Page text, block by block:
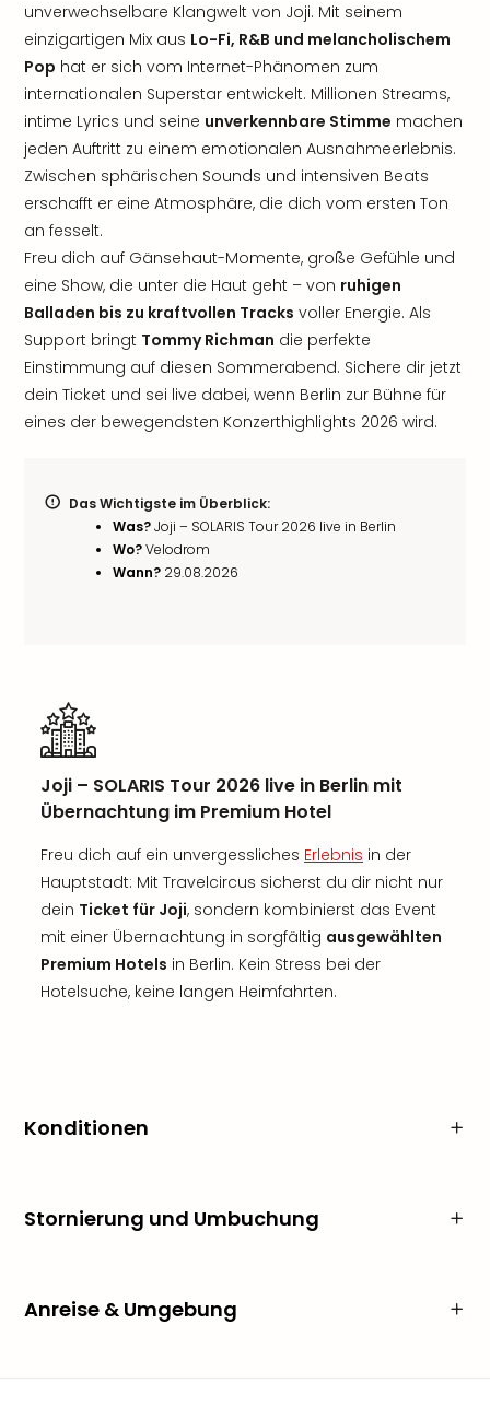
unverwechselbare Klangwelt von Joji. Mit seinem
einzigartigen Mix aus Lo-Fi, R&B und melancholischem
Pop hat er sich vom Internet-Phänomen zum
internationalen Superstar entwickelt. Millionen Streams,
intime Lyrics und seine unverkennbare Stimme machen
jeden Auftritt zu einem emotionalen Ausnahmeerlebnis.
Zwischen sphärischen Sounds und intensiven Beats
erschafft er eine Atmosphäre, die dich vom ersten Ton
an fesselt.
Freu dich auf Gänsehaut-Momente, große Gefühle und
eine Show, die unter die Haut geht – von ruhigen
Balladen bis zu kraftvollen Tracks voller Energie. Als
Support bringt Tommy Richman die perfekte
Einstimmung auf diesen Sommerabend. Sichere dir jetzt
dein Ticket und sei live dabei, wenn Berlin zur Bühne für
eines der bewegendsten Konzerthighlights 2026 wird.
Das Wichtigste im Überblick:
Was?Joji – SOLARIS Tour 2026 live in Berlin
Wo?Velodrom
Wann? 29.08.2026
Joji – SOLARIS Tour 2026 live in Berlin mit
Übernachtung im Premium Hotel
Freu dich auf ein unvergessliches Erlebnis in der
Hauptstadt: Mit Travelcircus sicherst du dir nicht nur
dein Ticket für Joji, sondern kombinierst das Event
mit einer Übernachtung in sorgfältig ausgewählten
Premium Hotels in Berlin. Kein Stress bei der
Hotelsuche, keine langen Heimfahrten.
Konditionen
Stornierung und Umbuchung
Anreise & Umgebung